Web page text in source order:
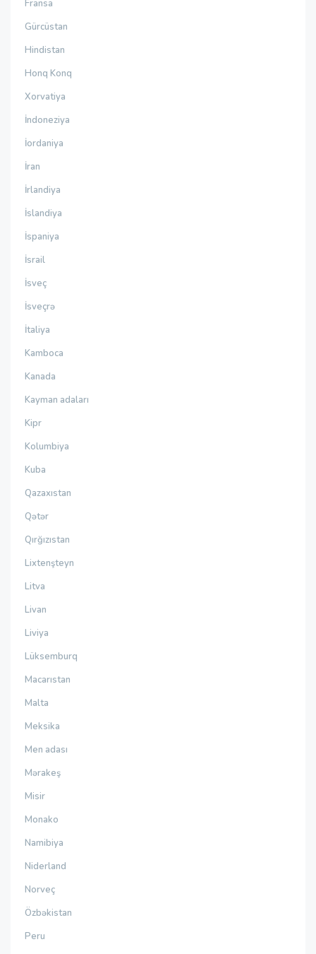
Fransa
Gürcüstan
Hindistan
Honq Konq
Xorvatiya
İndoneziya
İordaniya
İran
İrlandiya
İslandiya
İspaniya
İsrail
İsveç
İsveçrə
İtaliya
Kamboca
Kanada
Kayman adaları
Kipr
Kolumbiya
Kuba
Qazaxıstan
Qətər
Qırğızıstan
Lixtenşteyn
Litva
Livan
Liviya
Lüksemburq
Macarıstan
Malta
Meksika
Men adası
Mərakeş
Misir
Monako
Namibiya
Niderland
Norveç
Özbəkistan
Peru